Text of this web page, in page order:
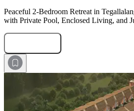
Peaceful 2-Bedroom Retreat in
with Private Pool, Enclosed Living, and